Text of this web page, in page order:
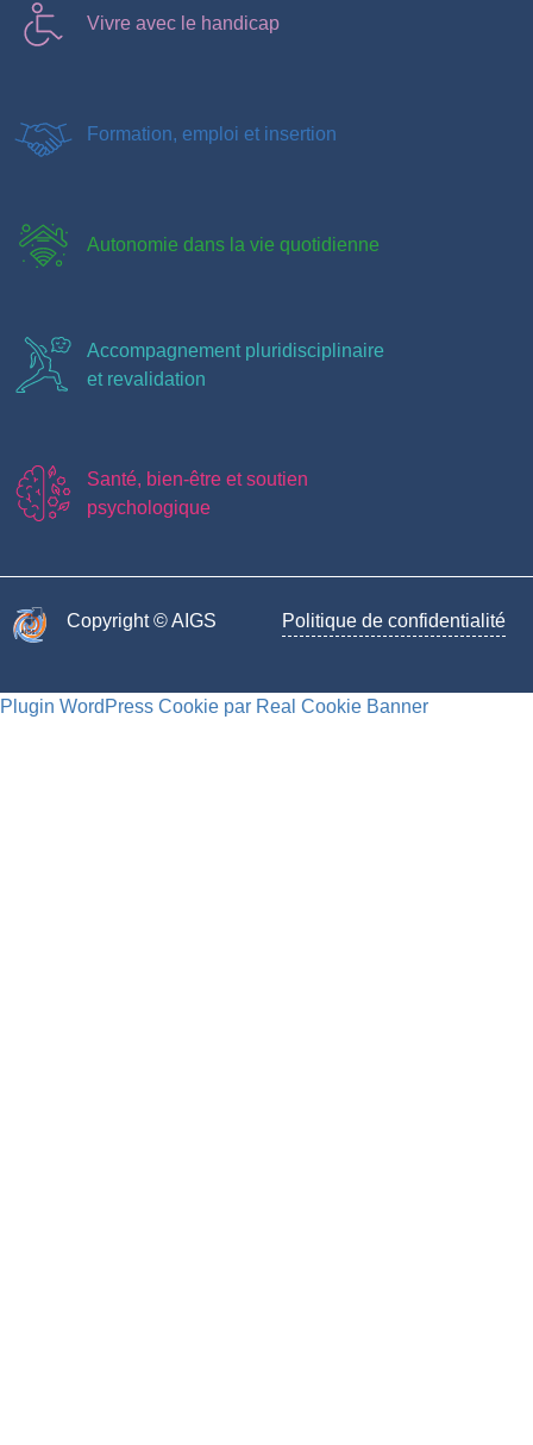
Vivre avec le handicap
Formation, emploi et insertion
Autonomie dans la vie quotidienne
Accompagnement pluridisciplinaire
et revalidation
Santé, bien-être et soutien
psychologique
Copyright © AIGS​ Politique de confidentialité
Plugin WordPress Cookie par Real Cookie Banner